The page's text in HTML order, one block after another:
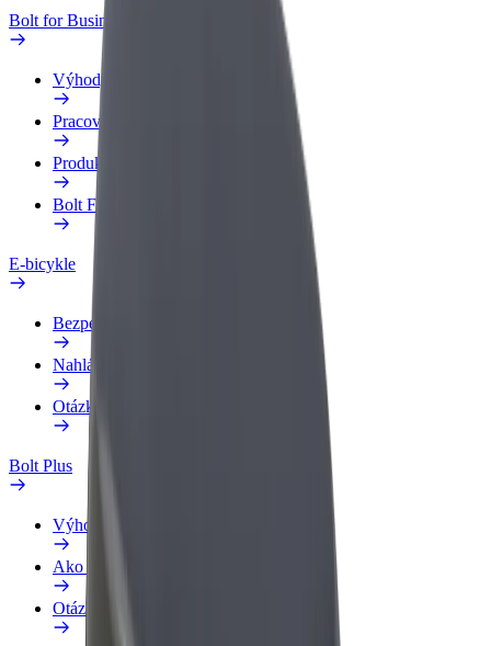
Bolt for Business
Výhody
Pracovný profil
Produkty
Bolt Food pre Business
E-bicykle
Bezpečnostný lab
Nahlásiť problém
Otázky
Bolt Plus
Výhody
Ako sa pridať
Otázky